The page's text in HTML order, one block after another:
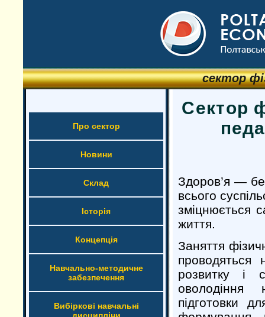
сектор
Про сектор
Новини
Склад
Історія
Концепція
Навчально-методичне
забезпечення
Вибіркові навчальні
Сектор
Здоров’я —
всього
зміцнюється
життя.
Заняття
проводяться
розвитку і
оволодіння
підготовки